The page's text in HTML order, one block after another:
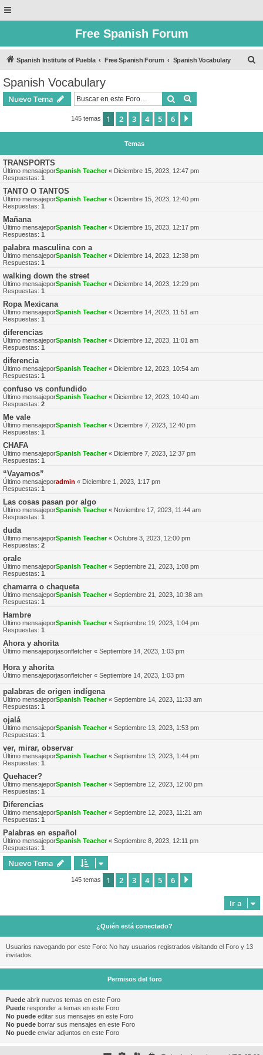
Free Spanish Forum
Spanish Institute of Puebla Free Spanish Forum Spanish Vocabulary
Spanish Vocabulary
Nuevo Tema Buscar
145 temas 1 2 3 4 5 6
Temas
TRANSPORTS
Último mensajeporSpanish Teacher« Diciembre 15, 2023, 12:47 pm
Respuestas: 1
TANTO O TANTOS
Último mensajeporSpanish Teacher« Diciembre 15, 2023, 12:40 pm
Respuestas: 1
Mañana
Último mensajeporSpanish Teacher« Diciembre 15, 2023, 12:17 pm
Respuestas: 1
palabra masculina con a
Último mensajeporSpanish Teacher« Diciembre 14, 2023, 12:38 pm
Respuestas: 1
walking down the street
Último mensajeporSpanish Teacher« Diciembre 14, 2023, 12:29 pm
Respuestas: 1
Ropa Mexicana
Último mensajeporSpanish Teacher« Diciembre 14, 2023, 11:51 am
Respuestas: 1
diferencias
Último mensajeporSpanish Teacher« Diciembre 12, 2023, 11:01 am
Respuestas: 1
diferencia
Último mensajeporSpanish Teacher« Diciembre 12, 2023, 10:54 am
Respuestas: 1
confuso vs confundido
Último mensajeporSpanish Teacher« Diciembre 12, 2023, 10:40 am
Respuestas: 2
Me vale
Último mensajeporSpanish Teacher« Diciembre 7, 2023, 12:40 pm
Respuestas: 1
CHAFA
Último mensajeporSpanish Teacher« Diciembre 7, 2023, 12:37 pm
Respuestas: 1
“Vayamos”
Último mensajeporadmin « Diciembre 1, 2023, 1:17 pm
Respuestas: 1
Las cosas pasan por algo
Último mensajeporSpanish Teacher« Noviembre 17, 2023, 11:44 am
Respuestas: 1
duda
Último mensajeporSpanish Teacher« Octubre 3, 2023, 12:00 pm
Respuestas: 2
orale
Último mensajeporSpanish Teacher« Septiembre 21, 2023, 1:08 pm
Respuestas: 1
chamarra o chaqueta
Último mensajeporSpanish Teacher« Septiembre 21, 2023, 10:38 am
Respuestas: 1
Hambre
Último mensajeporSpanish Teacher« Septiembre 19, 2023, 1:04 pm
Respuestas: 1
Ahora y ahorita
Último mensajeporjasonfletcher « Septiembre 14, 2023, 1:03 pm
Hora y ahorita
Último mensajeporjasonfletcher « Septiembre 14, 2023, 1:03 pm
palabras de origen indígena
Último mensajeporSpanish Teacher« Septiembre 14, 2023, 11:33 am
Respuestas: 1
ojalá
Último mensajeporSpanish Teacher« Septiembre 13, 2023, 1:53 pm
Respuestas: 1
ver, mirar, observar
Último mensajeporSpanish Teacher« Septiembre 13, 2023, 1:44 pm
Respuestas: 1
Quehacer?
Último mensajeporSpanish Teacher« Septiembre 12, 2023, 12:00 pm
Respuestas: 1
Diferencias
Último mensajeporSpanish Teacher« Septiembre 12, 2023, 11:21 am
Respuestas: 1
Palabras en español
Último mensajeporSpanish Teacher« Septiembre 8, 2023, 12:11 pm
Respuestas: 1
Nuevo Tema
145 temas 1 2 3 4 5 6
Ir a
¿Quién está conectado?
Usuarios navegando por este Foro: No hay usuarios registrados visitando el Foro y 13
invitados
Permisos del foro
Puede abrir nuevos temas en este Foro
Puede responder a temas en este Foro
No puede editar sus mensajes en este Foro
No puede borrar sus mensajes en este Foro
No puede enviar adjuntos en este Foro